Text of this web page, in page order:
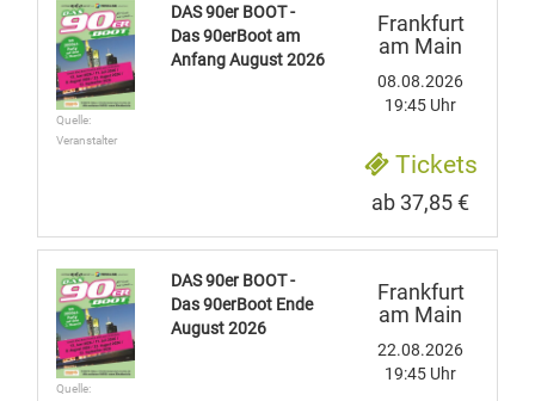
Quelle:
Veranstalter
DAS 90er BOOT -
Das 90erBoot am
Anfang August 2026
Frankfurt
am Main
08.08.2026
19:45 Uhr
Tickets
ab 37,85 €
Quelle:
DAS 90er BOOT -
Das 90erBoot Ende
August 2026
Frankfurt
am Main
22.08.2026
19:45 Uhr